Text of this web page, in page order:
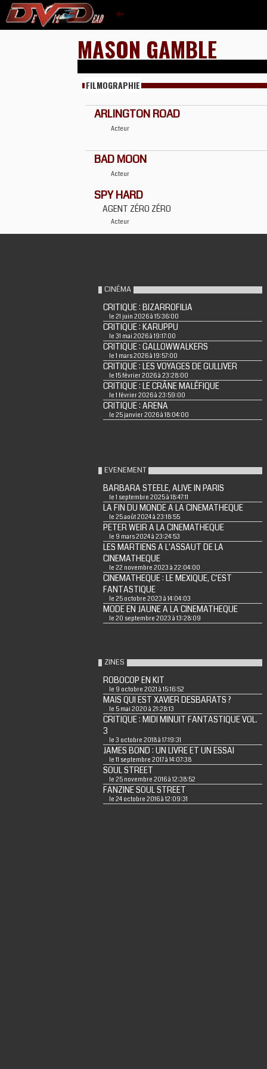
MASON GAMBLE
FILMOGRAPHIE
ARLINGTON ROAD
Acteur
BAD MOON
Acteur
SPY HARD
AGENT ZÉRO ZÉRO
Acteur
CINÉMA
CRITIQUE : BIZARROFILIA
le 21 juin 2026 à 15:36:00
CRITIQUE : KARUPPU
le 31 mai 2026 à 19:17:00
CRITIQUE : GALLOWWALKERS
le 1 mars 2026 à 19:57:00
CRITIQUE : LES VOYAGES DE GULLIVER
le 15 février 2026 à 23:28:00
CRITIQUE : LE CRÂNE MALÉFIQUE
le 1 février 2026 à 23:59:00
CRITIQUE : ARENA
le 25 janvier 2026 à 18:04:00
EVENEMENT
BARBARA STEELE, ALIVE IN PARIS
le 1 septembre 2025 à 18:47:11
LA FIN DU MONDE A LA CINEMATHEQUE
le 25 août 2024 à 23:18:55
PETER WEIR A LA CINEMATHEQUE
le 9 mars 2024 à 23:24:53
LES MARTIENS A L'ASSAUT DE LA
CINEMATHEQUE
le 22 novembre 2023 à 22:04:00
CINEMATHEQUE : LE MEXIQUE, C'EST
FANTASTIQUE
le 25 octobre 2023 à 14:04:03
MODE EN JAUNE A LA CINEMATHEQUE
le 20 septembre 2023 à 13:28:09
ZINES
ROBOCOP EN KIT
le 9 octobre 2021 à 15:16:52
MAIS QUI EST XAVIER DESBARATS ?
le 5 mai 2020 à 21:28:13
CRITIQUE : MIDI MINUIT FANTASTIQUE VOL.
3
le 3 octobre 2018 à 17:19:31
JAMES BOND : UN LIVRE ET UN ESSAI
le 11 septembre 2017 à 14:07:38
SOUL STREET
le 25 novembre 2016 à 12:38:52
FANZINE SOUL STREET
le 24 octobre 2016 à 12:09:31